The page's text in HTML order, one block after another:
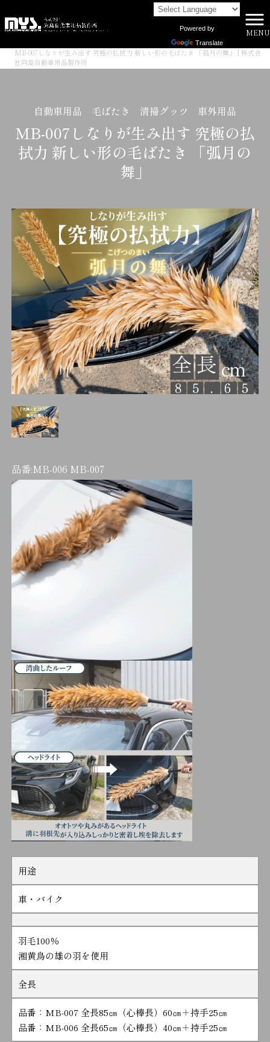
Powered by
Translate
MENU
商品一覧
>
MB-007しなりが生み出す 究極の払拭力 新しい形の毛ばたき 「弧月の舞」 | 株式会
社向島自動車用品製作所
自動車用品 毛ばたき 清掃グッツ 車外用品
MB-007しなりが生み出す 究極の払
拭力 新しい形の毛ばたき 「弧月の
舞」
品番:MB-006 MB-007
用途
車・バイク
羽毛100％
湘黄鳥の雄の羽を使用
全長
品番：MB-007 全長85㎝（心棒長）60㎝＋持手25㎝
品番：MB-006 全長65㎝（心棒長）40㎝＋持手25㎝